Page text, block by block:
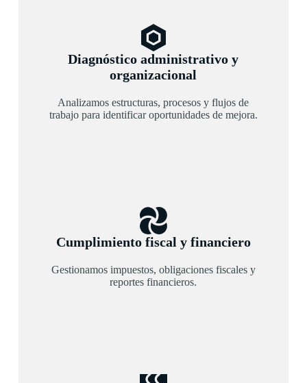
Diagnóstico administrativo y
organizacional
Analizamos estructuras, procesos y flujos de
trabajo para identificar oportunidades de mejora.
Cumplimiento fiscal y financiero
Gestionamos impuestos, obligaciones fiscales y
reportes financieros.